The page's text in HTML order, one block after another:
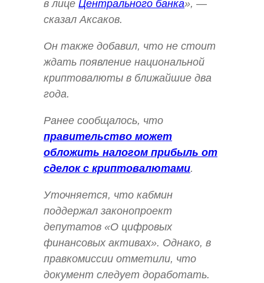
в лице Центрального банка», —
сказал Аксаков.
Он также добавил, что не стоит
ждать появление национальной
криптовалюты в ближайшие два
года.
Ранее сообщалось, что
правительство может
обложить налогом прибыль от
сделок с криптовалютами.
Уточняется, что кабмин
поддержал законопроект
депутатов «О цифровых
финансовых активах». Однако, в
правкомиссии отметили, что
документ следует доработать.